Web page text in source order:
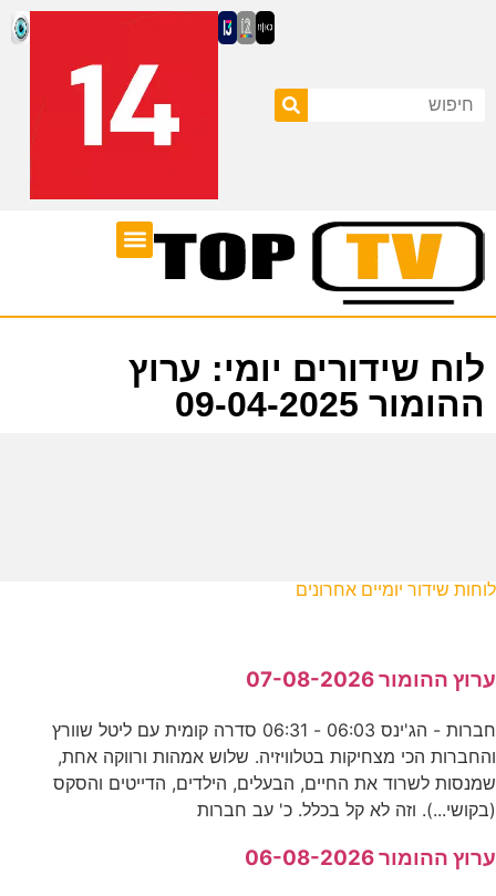
לוח שידורים יומי: ערוץ
ההומור 09-04-2025
לוחות שידור יומיים אחרונים
ערוץ ההומור 07-08-2026
חברות - הג'ינס 06:03 - 06:31 סדרה קומית עם ליטל שוורץ
והחברות הכי מצחיקות בטלוויזיה. שלוש אמהות ורווקה אחת,
שמנסות לשרוד את החיים, הבעלים, הילדים, הדייטים והסקס
(בקושי...). וזה לא קל בכלל. כ' עב חברות
ערוץ ההומור 06-08-2026